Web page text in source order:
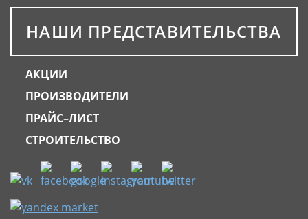
НАШИ ПРЕДСТАВИТЕЛЬСТВА
АКЦИИ
ПРОИЗВОДИТЕЛИ
ПРАЙС–ЛИСТ
СТРОИТЕЛЬСТВО